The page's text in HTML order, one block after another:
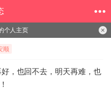
顺
，也回不去，明天再难，也
个人主页